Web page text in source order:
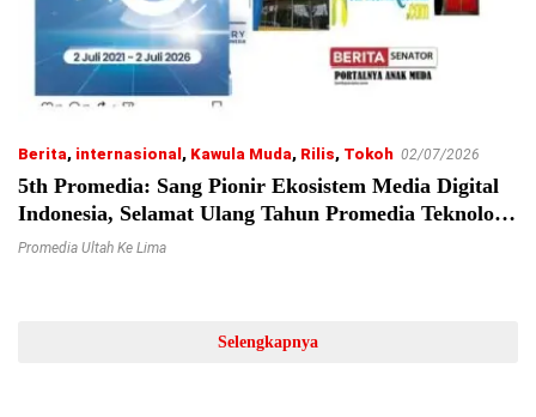
Berita, internasional , Kawula Muda, Rilis, Tokoh 02/07/2026
5th Promedia: Sang Pionir Ekosistem Media Digital
Indonesia, Selamat Ulang Tahun Promedia Teknologi
Indonesia!
Promedia Ultah Ke Lima
Selengkapnya